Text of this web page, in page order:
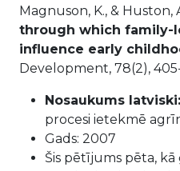
Magnuson, K., & Huston,
through which family-
influence early
Development, 78(2),
Nosaukums latviski:
procesi ietekmē
Gads: 2007
Šis pētījums pēta,